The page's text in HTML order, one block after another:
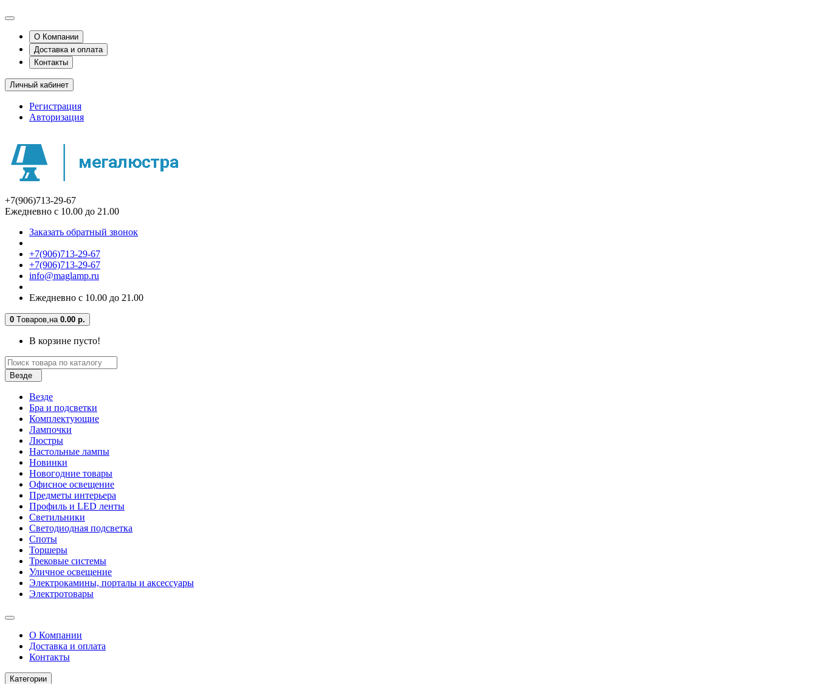
О Компании
Доставка и оплата
Контакты
Личный кабинет
Регистрация
Авторизация
+7(906)713-29-67
Ежедневно с 10.00 до 21.00
Заказать обратный звонок
+7(906)713-29-67
+7(906)713-29-67
info@maglamp.ru
Ежедневно с 10.00 до 21.00
0 Tоваров,на 0.00 р.
В корзине пусто!
Везде
Везде
Бра и подсветки
Комплектующие
Лампочки
Люстры
Настольные лампы
Новинки
Новогодние товары
Офисное освещение
Предметы интерьера
Профиль и LED ленты
Светильники
Светодиодная подсветка
Споты
Торшеры
Трековые системы
Уличное освещение
Электрокамины, порталы и аксессуары
Электротовары
О Компании
Доставка и оплата
Контакты
Категории